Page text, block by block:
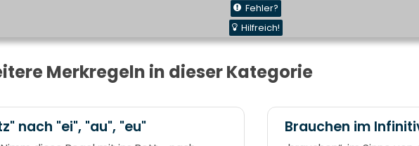
Fehler?
Hilfreich!
Merkregeln in dieser Kategorie
nach "ei", "au", "eu" Brauchen im